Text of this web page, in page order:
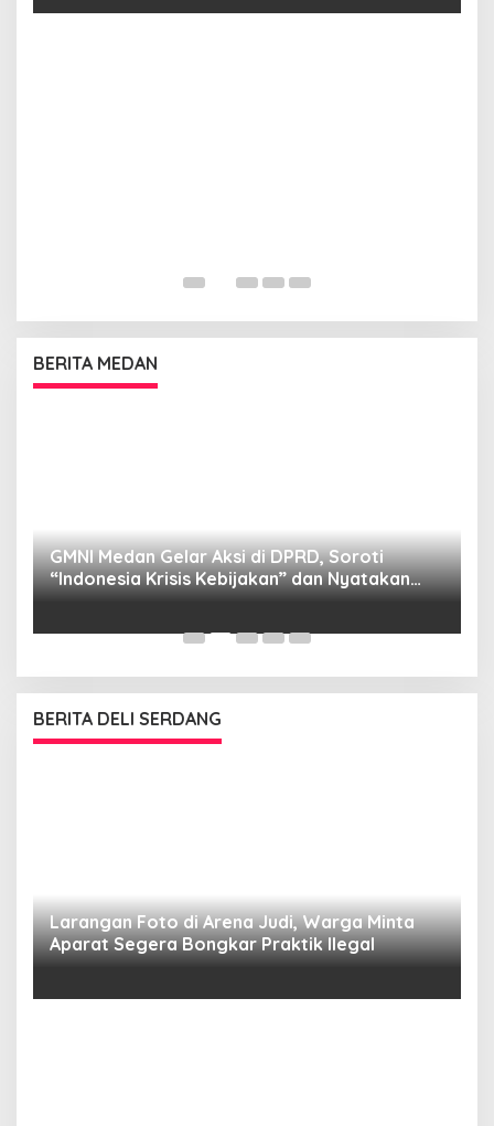
BERITA MEDAN
GMNI Medan Gelar Aksi di DPRD, Soroti
“Indonesia Krisis Kebijakan” dan Nyatakan
Mosi Tidak Percaya
BERITA DELI SERDANG
Larangan Foto di Arena Judi, Warga Minta
Aparat Segera Bongkar Praktik Ilegal